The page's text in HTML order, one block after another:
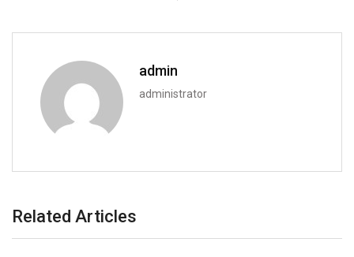
admin
administrator
Related Articles